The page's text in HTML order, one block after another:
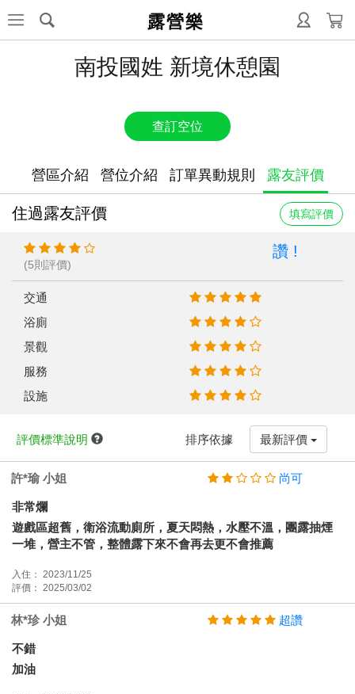
露營樂
南投國姓 新境休憩園
查訂空位
營區介紹 營位介紹 訂單異動規則 露友評價
住過露友評價 填寫評價
(5則評價)
讚 !
交通
浴廁
景觀
服務
設施
評價標準說明 排序依據 最新評價
許*瑜 小姐 尚可
非常爛
遊戲區超舊，衛浴流動廁所，夏天悶熱，水壓不溫，團露抽煙
一堆，營主不管，整體露下來不會再去更不會推薦
入住： 2023/11/25
評價： 2025/03/02
林*珍 小姐 超讚
不錯
加油